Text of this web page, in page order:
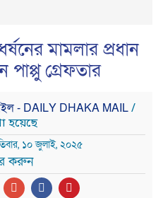
মামলার প্রধান
গ্রেফতার
- DAILY DHAKA MAIL/
হয়েছে
১০ জুলাই, ২০২৫
করুন